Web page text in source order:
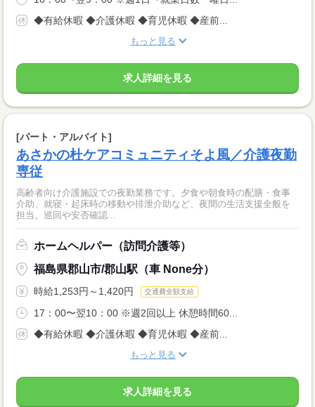
◆有給休暇 ◆介護休暇 ◆育児休暇 ◆産前...
もっと見る
求人詳細を見る
[パート・アルバイト]
あさかの杜ケアコミュニティそよ風／介護夜勤
専従
高齢者向け介護施設での夜勤業務です。夕食や朝食時の配膳・食事
介助、就寝・起床時の移動や排泄介助など、夜間の生活支援全般を
担当。巡回や安否確認...
ホームヘルパー（訪問介護等）
福島県郡山市/郡山駅（車 None分）
時給1,253円～1,420円 交通費全額支給
17：00〜翌10：00 ※週2回以上 休憩時間60...
◆有給休暇 ◆介護休暇 ◆育児休暇 ◆産前...
もっと見る
求人詳細を見る